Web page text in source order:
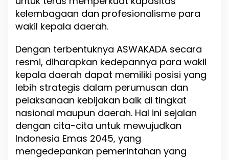
kelembagaan dan profesionalisme para
wakil kepala daerah.
Dengan terbentuknya ASWAKADA secara
resmi, diharapkan kedepannya para wakil
kepala daerah dapat memiliki posisi yang
lebih strategis dalam perumusan dan
pelaksanaan kebijakan baik di tingkat
nasional maupun daerah. Hal ini sejalan
dengan cita-cita untuk mewujudkan
Indonesia Emas 2045, yang
mengedepankan pemerintahan yang